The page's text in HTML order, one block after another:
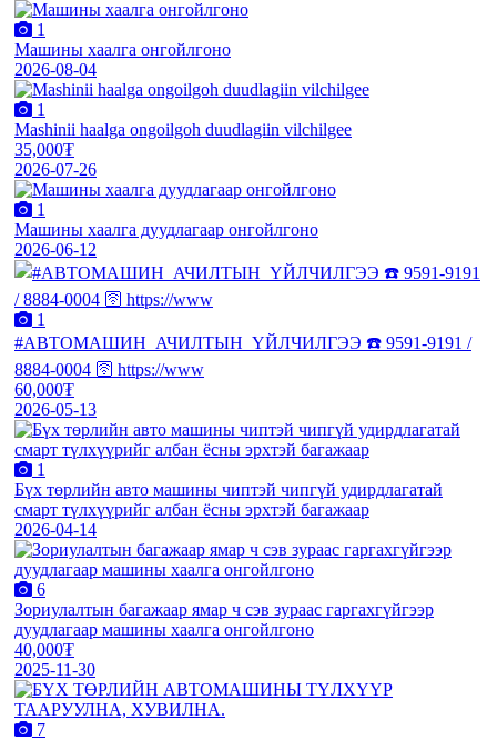
1
Машины хаалга онгойлгоно
2026-08-04
1
Mashinii haalga ongoilgoh duudlagiin vilchilgee
35,000₮
2026-07-26
1
Машины хаалга дуудлагаар онгойлгоно
2026-06-12
1
#АВТОМАШИН_АЧИЛТЫН_ҮЙЛЧИЛГЭЭ ☎️ 9591-9191 /
8884-0004 🛜 https://www
60,000₮
2026-05-13
1
Бүх төрлийн авто машины чиптэй чипгүй удирдлагатай
смарт түлхүүрийг албан ёсны эрхтэй багажаар
2026-04-14
6
Зориулалтын багажаар ямар ч сэв зураас гаргахгүйгээр
дуудлагаар машины хаалга онгойлгоно
40,000₮
2025-11-30
7